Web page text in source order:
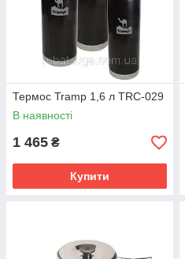
Термос Tramp 1,6 л TRC-029
В наявності
1 465 ₴
Купити